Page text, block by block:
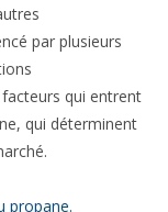
par plusieurs
qui entrent
qui déterminent
propane.